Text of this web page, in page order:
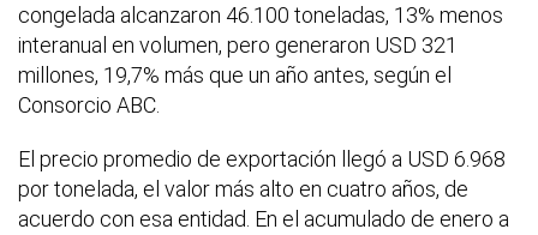
congelada alcanzaron 46.100 toneladas, 13% menos
interanual en volumen, pero generaron USD 321
millones, 19,7% más que un año antes, según el
Consorcio ABC.
El precio promedio de exportación llegó a USD 6.968
por tonelada, el valor más alto en cuatro años, de
acuerdo con esa entidad. En el acumulado de enero a